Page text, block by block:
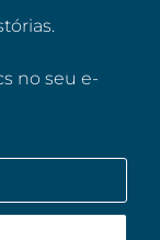
no seu e-